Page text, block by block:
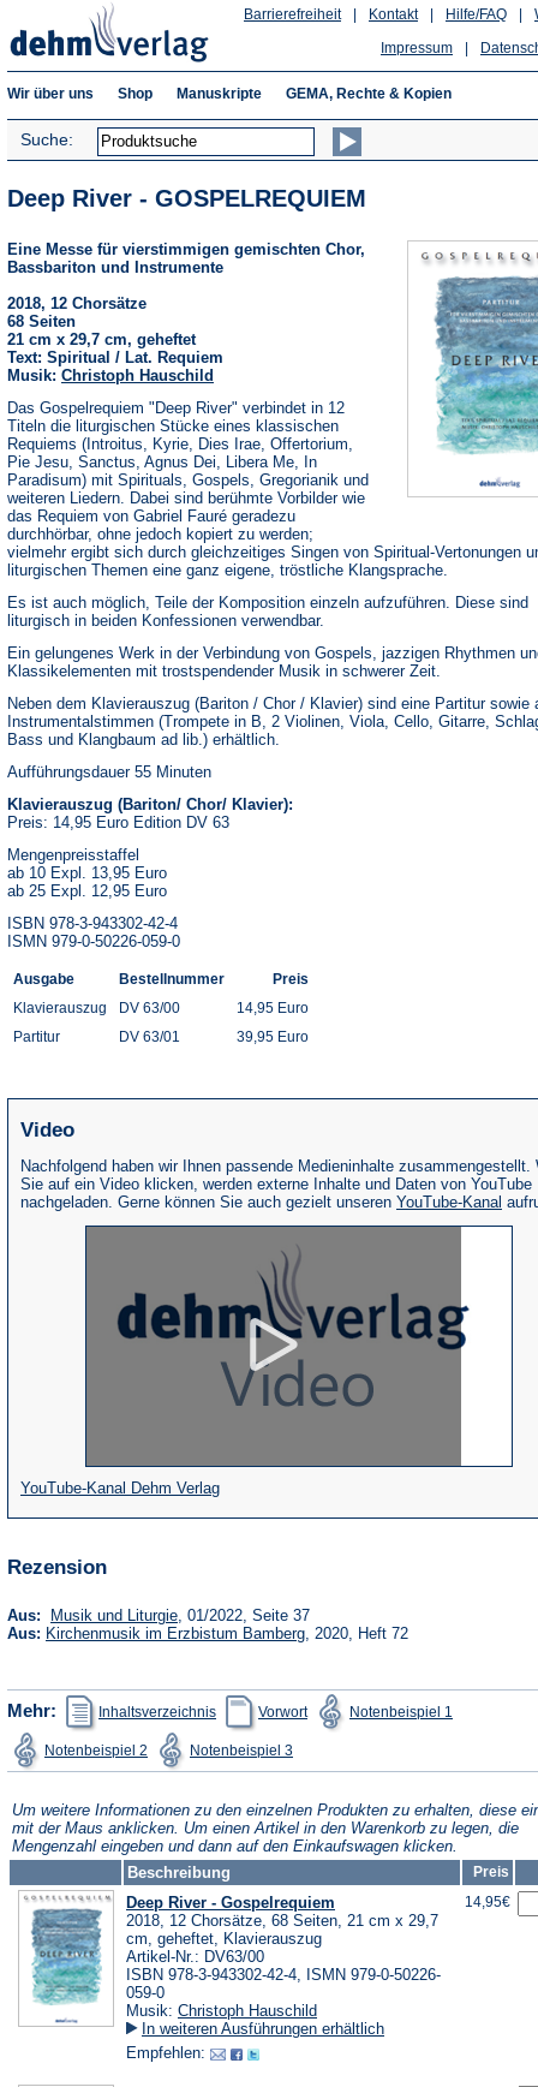
Hilfe/FAQ
Kontakt
Barrierefreiheit
Impressum
Wir über uns Shop Manuskripte GEMA, Rechte & Kopien
Suche:
Deep River - GOSPELREQUIEM
Eine Messe für vierstimmigen gemischten Chor,
Bassbariton und Instrumente
2018, 12 Chorsätze
68 Seiten
21 cm x 29,7 cm, geheftet
Text: Spiritual / Lat. Requiem
Musik: Christoph Hauschild
Das Gospelrequiem "Deep River" verbindet in 12
Titeln die liturgischen Stücke eines klassischen
Requiems (Introitus, Kyrie, Dies Irae, Offertorium,
Pie Jesu, Sanctus, Agnus Dei, Libera Me, In
Paradisum) mit Spirituals, Gospels, Gregorianik und
weiteren Liedern. Dabei sind berühmte Vorbilder wie
das Requiem von Gabriel Fauré geradezu
durchhörbar, ohne jedoch kopiert zu werden;
vielmehr ergibt sich durch gleichzeitiges Singen von Spiritual-Vertonungen
liturgischen Themen eine ganz eigene, tröstliche Klangsprache.
Es ist auch möglich, Teile der Komposition einzeln aufzuführen. Diese sind
liturgisch in beiden Konfessionen verwendbar.
Ein gelungenes Werk in der Verbindung von Gospels, jazzigen Rhythmen
Klassikelementen mit trostspendender Musik in schwerer Zeit.
Neben dem Klavierauszug (Bariton / Chor / Klavier) sind eine Partitur sowie
Instrumentalstimmen (Trompete in B, 2 Violinen, Viola, Cello, Gitarre,
Bass und Klangbaum ad lib.) erhältlich.
Aufführungsdauer 55 Minuten
Klavierauszug (Bariton/ Chor/ Klavier):
Preis: 14,95 Euro Edition DV 63
Mengenpreisstaffel
ab 10 Expl. 13,95 Euro
ab 25 Expl. 12,95 Euro
ISBN 978-3-943302-42-4
ISMN 979-0-50226-059-0
Ausgabe Bestellnummer
Preis
Klavierauszug
DV 63/00
14,95 Euro
Partitur
DV 63/01 39,95 Euro
Video
Nachfolgend haben wir Ihnen passende Medieninhalte zusammengestellt.
Sie auf ein Video klicken, werden externe Inhalte und Daten von YouTube
nachgeladen. Gerne können Sie auch gezielt unseren YouTube-Kanal
YouTube-Kanal Dehm Verlag(Öffnet
in
Tab)
Rezension
Aus: Musik und Liturgie(Öffnet
in
, 01/2022, Seite 37
Aus: Kirchenmusik im Erzbistum Bamberg(Öffnet
Tab)
, 2020, Heft 72
Mehr: Inhaltsverzeichnis
(Öffnet
in
einem
neuen
Tab)
Vorwort
(Öffnet
in
einem
Tab)
Notenbeispiel 1in
Tab)
Notenbeispiel 2
(Öffnet
in
einem
Tab)
Notenbeispiel 3in
einem
Tab)
Um weitere Informationen zu den einzelnen Produkten zu erhalten, diese
mit der Maus anklicken. Um einen Artikel in den Warenkorb zu legen, die
Mengenzahl eingeben und dann auf den Einkaufswagen klicken.
Beschreibung
Preis
Deep River - Gospelrequiem
2018, 12 Chorsätze, 68 Seiten, 21 cm x 29,7
cm, geheftet, Klavierauszug
Artikel-Nr.: DV63/00
ISBN 978-3-943302-42-4, ISMN 979-0-50226-
059-0
Musik: Christoph Hauschild
In weiteren Ausführungen erhältlich
Empfehlen:
14,95€